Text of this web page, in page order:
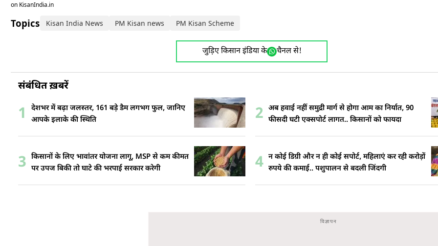
on KisanIndia.in
Topics: Kisan India News PM Kisan news PM Kisan Scheme
जुड़िए किसान इंडिया के चैनल से!
संबंधित ख़बरें
1
देशभर में बढ़ा जलस्तर, 161 बड़े डैम लगभग फुल, जानिए
आपके इलाके की स्थिति
2 अब हवाई नहीं समुद्री मार्ग से होगा आम का निर्यात, 90
फीसदी घटी एक्सपोर्ट लागत.. किसानों को फायदा
3 किसानों के लिए भावांतर योजना लागू, MSP से कम कीमत
पर उपज बिकी तो घाटे की भरपाई सरकार करेगी
4 न कोई डिग्री और न ही कोई सपोर्ट, महिलाएं कर रही करोड़ों
रुपये की कमाई.. पशुपालन से बदली जिंदगी